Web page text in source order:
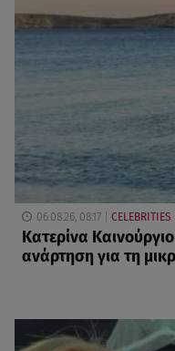
06.08.26, 08:17
Κατερίνα
ανάρτηση για τη